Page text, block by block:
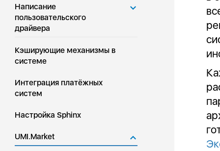
Написание
пользовательского
драйвера
Кэширующие механизмы в
системе
Интеграция платёжных
систем
Настройка Sphinx
UMI.Market